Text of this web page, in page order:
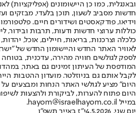
חדשות מסביב לשעון, תוכן בלעדי, מבזקים
וידיאו, פודקאסטים ושידורים חיים.
כוללות ערוצי חדשות ודעות, תרבות ובידור,
לאוויר האתר החדש והיישומון החדש של
לספק לגולשים חוויה מהירה, עדכנית,
המודפסת של העיתון זמינים גם באתר,
לקבל אותם גם בניוזלטר. מועדון ההטבות
היום" מציע לגולשי האתר הנחות ומבצעים על
היום פתוח להערות, לביקורת ולהצעות
במייל hayom@israelhayom.co.il.